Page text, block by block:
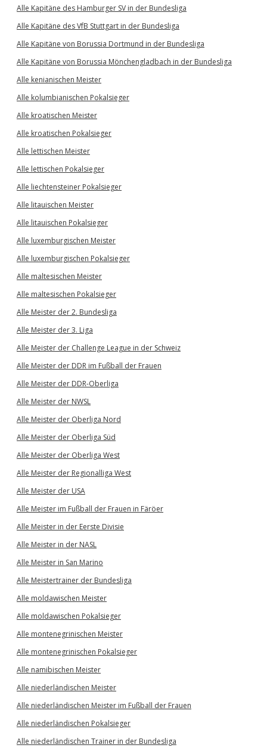
Alle Kapitäne des Hamburger SV in der Bundesliga
Alle Kapitäne des VfB Stuttgart in der Bundesliga
Alle Kapitäne von Borussia Dortmund in der Bundesliga
Alle Kapitäne von Borussia Mönchengladbach in der Bundesliga
Alle kenianischen Meister
Alle kolumbianischen Pokalsieger
Alle kroatischen Meister
Alle kroatischen Pokalsieger
Alle lettischen Meister
Alle lettischen Pokalsieger
Alle liechtensteiner Pokalsieger
Alle litauischen Meister
Alle litauischen Pokalsieger
Alle luxemburgischen Meister
Alle luxemburgischen Pokalsieger
Alle maltesischen Meister
Alle maltesischen Pokalsieger
Alle Meister der 2. Bundesliga
Alle Meister der 3. Liga
Alle Meister der Challenge League in der Schweiz
Alle Meister der DDR im Fußball der Frauen
Alle Meister der DDR-Oberliga
Alle Meister der NWSL
Alle Meister der Oberliga Nord
Alle Meister der Oberliga Süd
Alle Meister der Oberliga West
Alle Meister der Regionalliga West
Alle Meister der USA
Alle Meister im Fußball der Frauen in Färöer
Alle Meister in der Eerste Divisie
Alle Meister in der NASL
Alle Meister in San Marino
Alle Meistertrainer der Bundesliga
Alle moldawischen Meister
Alle moldawischen Pokalsieger
Alle montenegrinischen Meister
Alle montenegrinischen Pokalsieger
Alle namibischen Meister
Alle niederländischen Meister
Alle niederländischen Meister im Fußball der Frauen
Alle niederländischen Pokalsieger
Alle niederländischen Trainer in der Bundesliga